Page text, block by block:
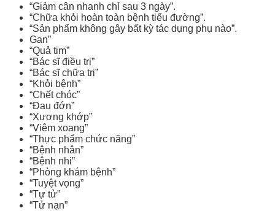
“Giảm cân nhanh chỉ sau 3 ngày”.
“Chữa khỏi hoàn toàn bệnh tiểu đường”.
“Sản phẩm không gây bất kỳ tác dụng phụ nào”.
Gan”
“Quả tim”
“Bác sĩ điều trị”
“Bác sĩ chữa trị”
“Khỏi bệnh”
“Chết chóc”
“Đau đớn”
“Xương khớp”
“Viêm xoang”
“Thực phẩm chức năng”
“Bệnh nhân”
“Bệnh nhi”
“Phòng khám bệnh”
“Tuyệt vọng”
“Tự tử”
“Tử nạn”